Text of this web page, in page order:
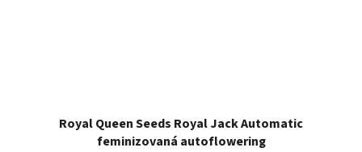
Royal Queen Seeds Royal Jack Automatic
feminizovaná autoflowering